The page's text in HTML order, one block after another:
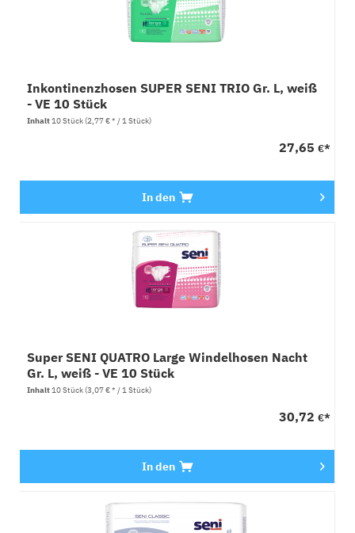
Inkontinenzhosen SUPER SENI TRIO Gr. L, weiß
- VE 10 Stück
Inhalt10 Stück(2,77 € * / 1 Stück)
27,65 €*
In den
Super SENI QUATRO Large Windelhosen Nacht
Gr. L, weiß - VE 10 Stück
Inhalt10 Stück(3,07 € * / 1 Stück)
30,72 €*
In den